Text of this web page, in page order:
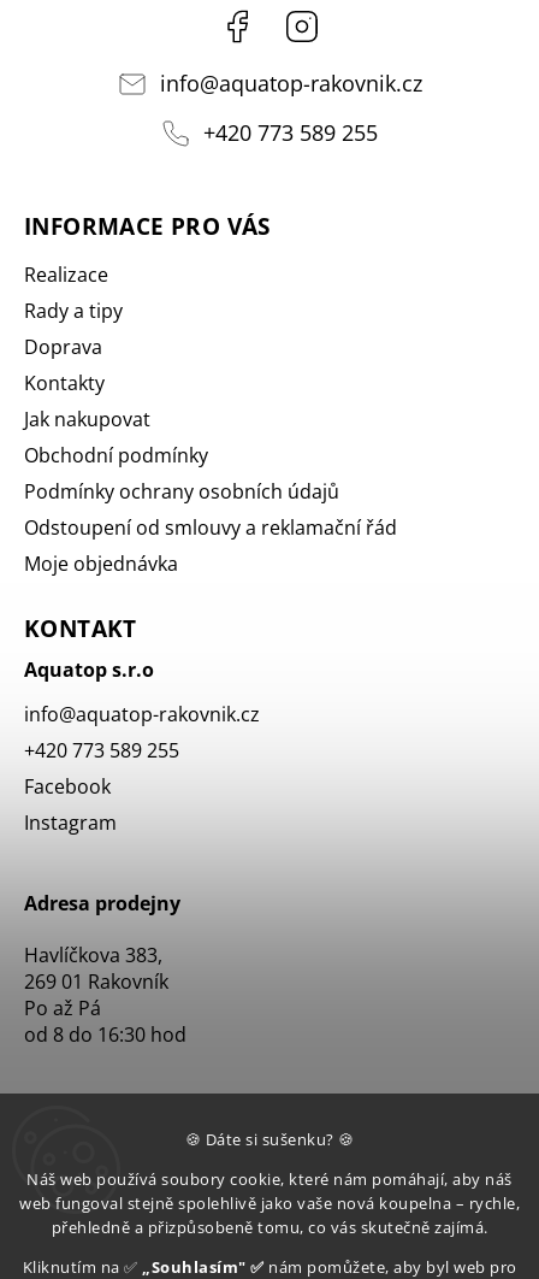
🍪 Dáte si sušenku? 🍪
Náš web používá soubory cookie, které nám pomáhají, aby náš
web fungoval stejně spolehlivě jako vaše nová koupelna – rychle,
přehledně a přizpůsobeně tomu, co vás skutečně zajímá.
Kliknutím na ✅ „Souhlasím" ✅ nám pomůžete, aby byl web pro
Facebook
info@aquatop-rakovnik.cz
+420 773 589 255
INFORMACE PRO VÁS
Realizace
Rady a tipy
Doprava
Kontakty
Jak nakupovat
Obchodní podmínky
Podmínky ochrany osobních údajů
Odstoupení od smlouvy a reklamační řád
Moje objednávka
KONTAKT
Aquatop s.r.o
info@aquatop-rakovnik.cz
+420 773 589 255
Facebook
Instagram
Adresa prodejny
Havlíčkova 383,
269 01 Rakovník
Po až Pá
od 8 do 16:30 hod